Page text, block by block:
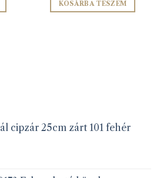
KOSÁRBA TESZEM
cipzár 25cm zárt 101 fehér